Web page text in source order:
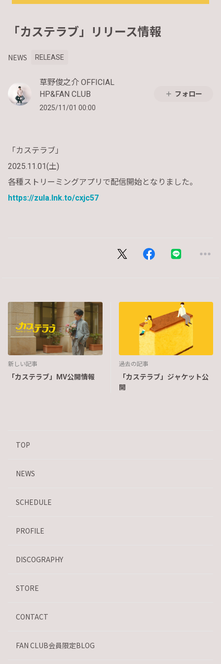
「カステラブ」リリース情報
NEWS RELEASE
草野俊之介 OFFICIAL
HP&FAN CLUB
2025/11/01 00:00
フォロー
「カステラブ」
2025.11.01(土)
各種ストリーミングアプリで配信開始となりました。
https://zula.lnk.to/cxjc57
新しい記事
「カステラブ」MV公開情報
過去の記事
「カステラブ」ジャケット公
開
TOP
NEWS
SCHEDULE
PROFILE
DISCOGRAPHY
STORE
CONTACT
FAN CLUB会員限定BLOG